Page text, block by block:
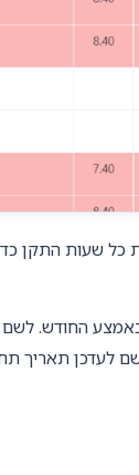
כל שעות התקן
החודש.
לעדכן תאריך